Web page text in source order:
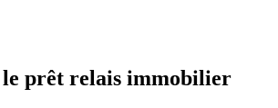
prêt relais immobilier